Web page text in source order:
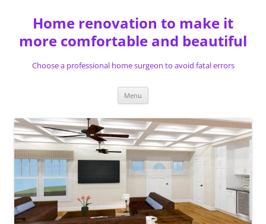
contentHome renovation to make it
more comfortable and beautiful
Choose a professional home surgeon to avoid fatal errors
Menu